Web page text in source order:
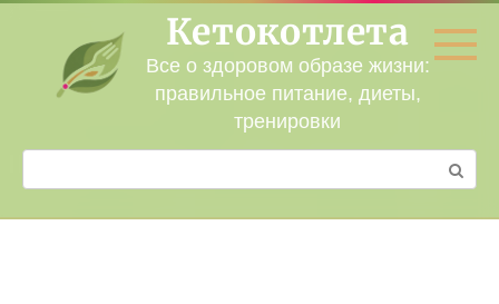
Перейти
контенту
Кетокотлета
Все о здоровом образе жизни:
правильное питание, диеты,
тренировки
Поиск: